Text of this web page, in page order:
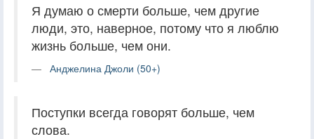
Я думаю о смерти больше, чем другие
люди, это, наверное, потому что я люблю
жизнь больше, чем они.
Анджелина Джоли (50+)
Поступки всегда говорят больше, чем
слова.